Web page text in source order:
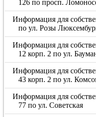
126 по просп.
Информация для
по ул. Розы
Информация для
12 корп. 2 по ул.
Информация для
43 корп. 2 по ул.
Информация для
77 по ул. Советская